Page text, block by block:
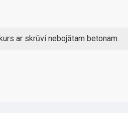
ar skrūvi nebojātam betonam.